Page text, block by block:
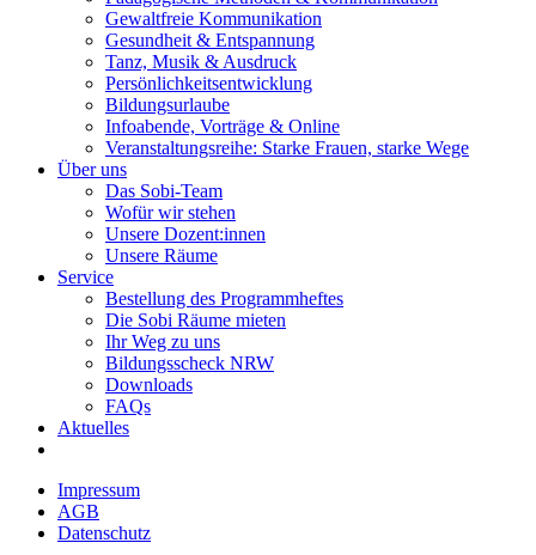
Gewaltfreie Kommunikation
Gesundheit & Entspannung
Tanz, Musik & Ausdruck
Persönlichkeitsentwicklung
Bildungsurlaube
Infoabende, Vorträge & Online
Veranstaltungsreihe: Starke Frauen, starke Wege
Über uns
Das Sobi-Team
Wofür wir stehen
Unsere Dozent:innen
Unsere Räume
Service
Bestellung des Programmheftes
Die Sobi Räume mieten
Ihr Weg zu uns
Bildungsscheck NRW
Downloads
FAQs
Aktuelles
Impressum
AGB
Datenschutz